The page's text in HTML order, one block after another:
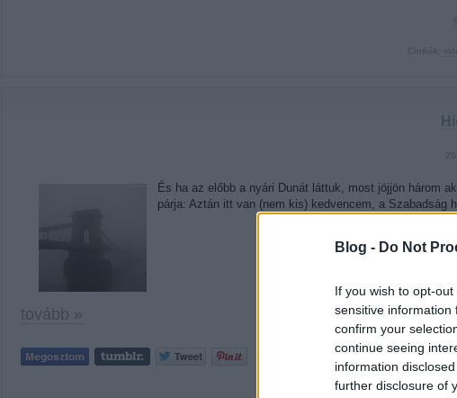
Blog - Do Not
If you wish to opt-
sensitive information
confirm your
continue seeing
information
further disclosure of
És ha az előbb a nyári Dunát láttuk, most jöjjön három
párja: Aztán itt van (nem kis) kedvencem, a Szabadság
tovább »